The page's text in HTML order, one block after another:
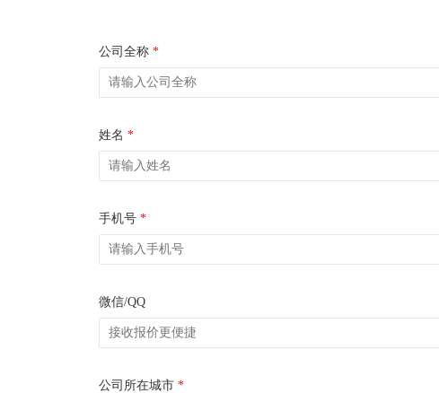
公司全称 *
姓名 *
手机号 *
微信/QQ
公司所在城市 *